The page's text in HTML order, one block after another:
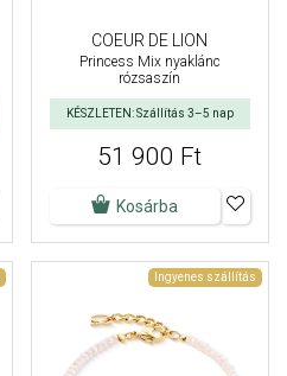
COEUR DE LION
Princess Mix nyaklánc
rózsaszín
KÉSZLETEN: Szállítás 3–5 nap
51 900 Ft
Kosárba
Ingyenes szállítás